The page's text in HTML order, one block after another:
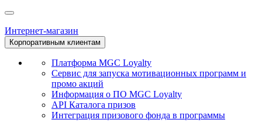
Интернет-магазин
Корпоративным клиентам
Платформа MGC Loyalty
Сервис для запуска мотивационных программ и
промо акций
Информация о ПО MGC Loyalty
API Каталога призов
Интеграция призового фонда в программы